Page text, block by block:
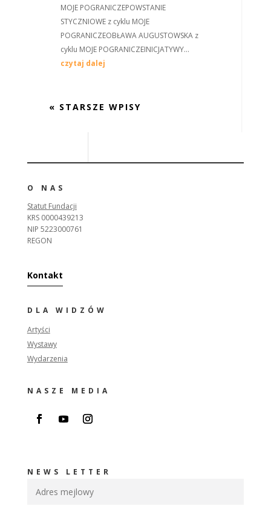
MOJE POGRANICZEPOWSTANIE
STYCZNIOWE z cyklu MOJE
POGRANICZEOBŁAWA AUGUSTOWSKA z
cyklu MOJE POGRANICZEINICJATYWY...
czytaj dalej
« STARSZE WPISY
O NAS
Statut Fundacji
KRS 0000439213
NIP 5223000761
REGON
Kontakt
DLA WIDZÓW
Artyści
Wystawy
Wydarzenia
NASZE MEDIA
NEWS LETTER